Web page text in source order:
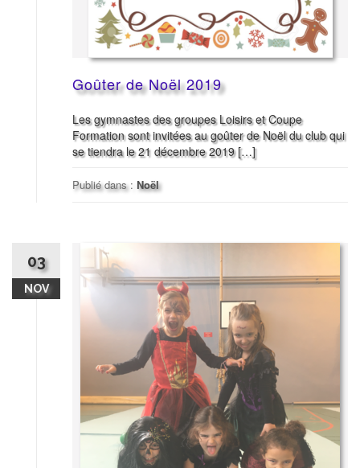
Goûter de Noël 2019
Les gymnastes des groupes Loisirs et Coupe
Formation sont invitées au goûter de Noël du club qui
se tiendra le 21 décembre 2019 […]
Publié dans : Noël
03
NOV